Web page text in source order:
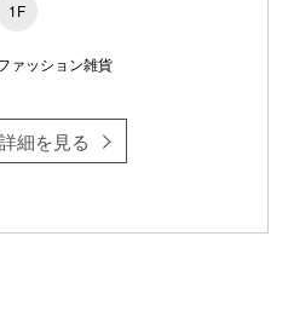
1F
ァッション雑貨
細を見る